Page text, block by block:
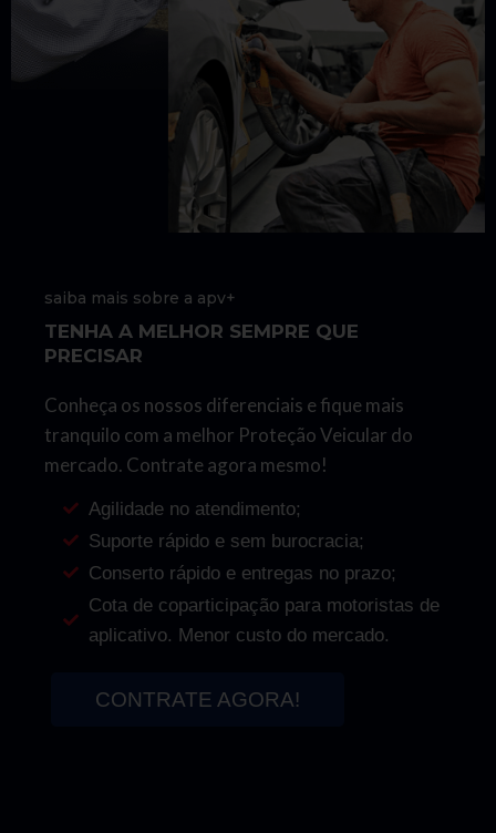
saiba mais sobre a apv+
TENHA A MELHOR SEMPRE QUE
PRECISAR
Conheça os nossos diferenciais e fique mais
tranquilo com a melhor Proteção Veicular do
mercado. Contrate agora mesmo!
Agilidade no atendimento;
Suporte rápido e sem burocracia;
Conserto rápido e entregas no prazo;
Cota de coparticipação para motoristas de
aplicativo. Menor custo do mercado.
CONTRATE AGORA!